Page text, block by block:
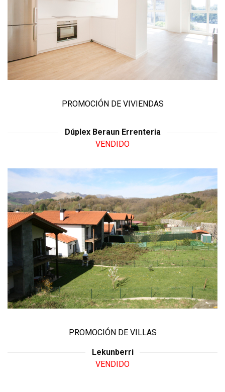
PROMOCIÓN DE VIVIENDAS
Dúplex Beraun Errenteria
VENDIDO
PROMOCIÓN DE VILLAS
Lekunberri
VENDIDO